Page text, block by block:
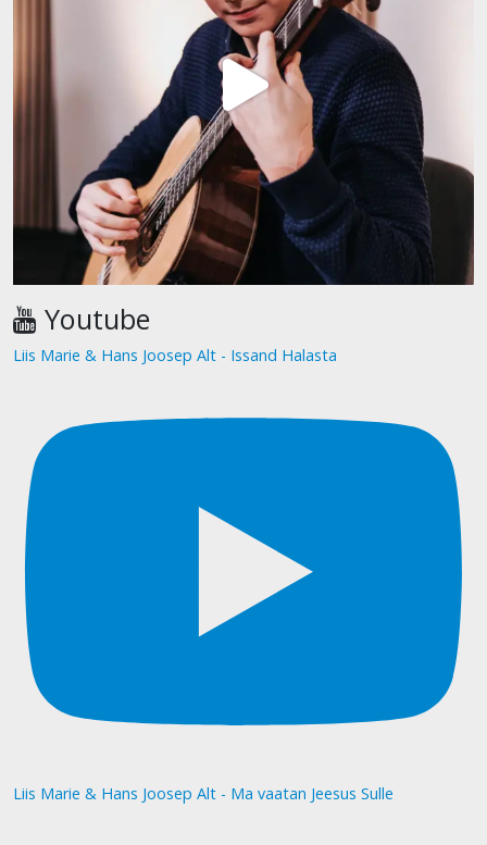
Youtube
Liis Marie & Hans Joosep Alt - Issand Halasta
Liis Marie & Hans Joosep Alt - Ma vaatan Jeesus Sulle